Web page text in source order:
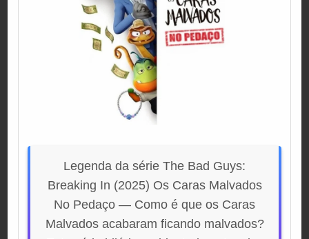
Legenda da série The Bad Guys:
Breaking In (2025) Os Caras Malvados
No Pedaço — Como é que os Caras
Malvados acabaram ficando malvados?